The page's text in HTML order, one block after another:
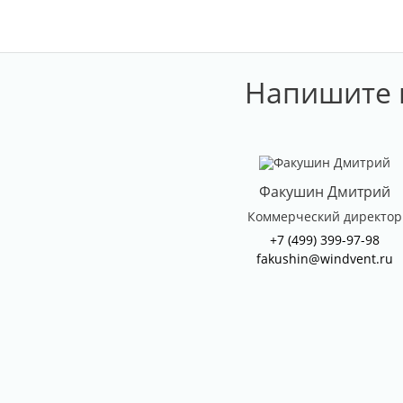
Напишите
Факушин Дмитрий
Коммерческий директор
+7 (499) 399-97-98
fakushin@windvent.ru